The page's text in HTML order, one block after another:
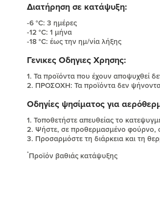
Διατήρηση σε κατάψυξη:
-6 °C: 3 ημέρες
-12 °C: 1 μήνα
-18 °C: έως την ημ/νία λήξης
Γενικες Οδηγιες Χρησης:
1. Τα προϊόντα που έχουν αποψυχθεί
2. ΠΡΟΣΟΧΗ: Τα προϊόντα δεν
Οδηγίες ψησίματος για
1. Τοποθετήστε απευθείας το
2. Ψήστε, σε προθερμασμένο φούρνο,
3. Προσαρμόστε τη διάρκεια και τη
*Προϊόν βαθιάς κατάψυξης